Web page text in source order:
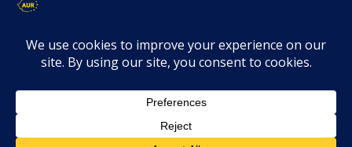
VINO ALĂTURI DE NOI
Descarcă aplicația Platforma AUR
Termeni și condiții de confidențialitate
GDPR